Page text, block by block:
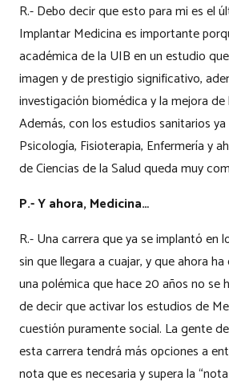
R.- Debo decir que esto para mi es el
Implantar Medicina es importante
académica de la UIB en un estudio
imagen y de prestigio significativo,
investigación biomédica y la mejora
Además, con los estudios sanitarios
Psicología, Fisioterapia, Enfermería y
de Ciencias de la Salud queda muy
P.- Y ahora, Medicina…
R.- Una carrera que ya se implantó en
sin que llegara a cuajar, y que ahora
una polémica que hace 20 años no se
de decir que activar los estudios de
cuestión puramente social. La gente
esta carrera tendrá más opciones a
nota que es necesaria y supera la